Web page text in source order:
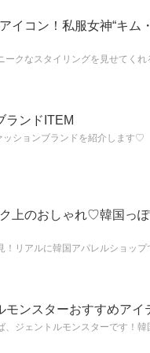
イコン！私服女神“キム
クなスタイリングを見せてく
ランドITEM
ッションブランドを紹介します♡
上のおしゃれ♡韓国っ
！リアルに韓国アパレルショッ
ンスターおすすめアイ
、ジェントルモンスターです！